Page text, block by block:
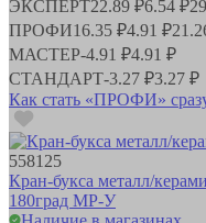
ЭКСПЕРТ22.89 ₽6.54 ₽
ПРОФИ16.35 ₽4.91 ₽
МАСТЕР-4.91 ₽4.91 ₽
СТАНДАРТ-3.27 ₽3.27 ₽
Как стать «ПРОФИ»
558125
Кран-букса металл/
180град MP-У